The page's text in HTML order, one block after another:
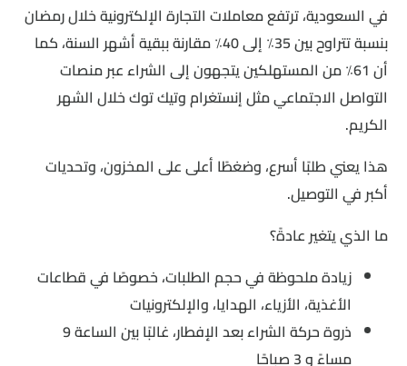
في السعودية، ترتفع معاملات التجارة الإلكترونية خلال رمضان
بنسبة تتراوح بين 35٪ إلى 40٪ مقارنة ببقية أشهر السنة، كما
أن 61٪ من المستهلكين يتجهون إلى الشراء عبر منصات
التواصل الاجتماعي مثل إنستغرام وتيك توك خلال الشهر
الكريم.
هذا يعني طلبًا أسرع، وضغطًا أعلى على المخزون، وتحديات
أكبر في التوصيل.
ما الذي يتغير عادةً؟
زيادة ملحوظة في حجم الطلبات، خصوصًا في قطاعات
الأغذية، الأزياء، الهدايا، والإلكترونيات
ذروة حركة الشراء بعد الإفطار، غالبًا بين الساعة 9
مساءً و 3 صباحًا